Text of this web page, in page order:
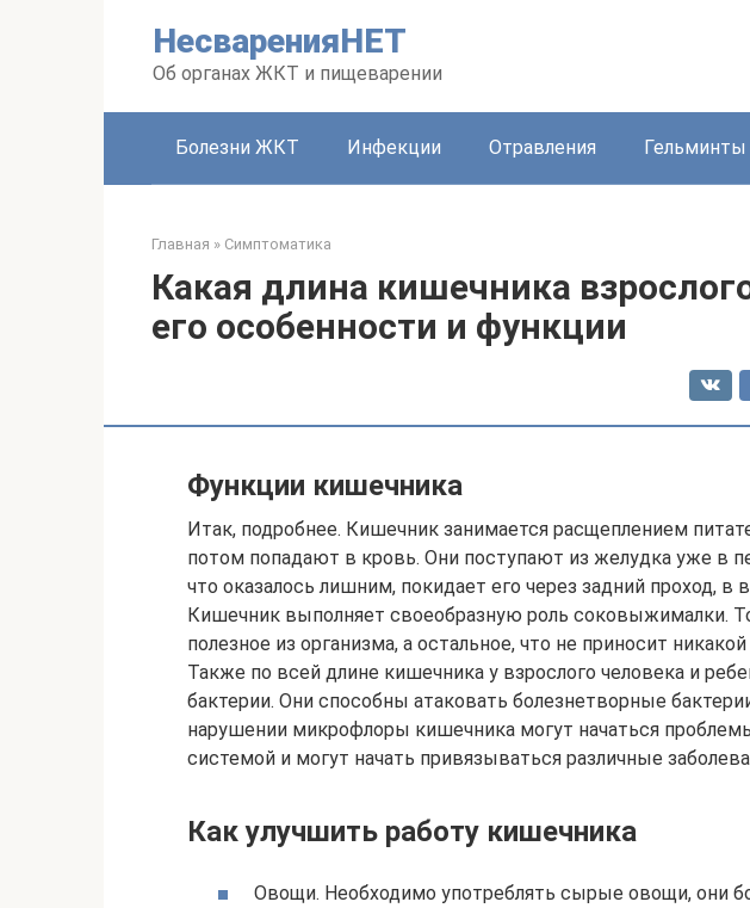
НесваренияНЕТ
Об органах ЖКТ и пищеварении
Болезни ЖКТ Инфекции Отравления Гельминты
Главная » Симптоматика
Какая длина кишечника
его особенности и функции
Функции кишечника
Итак, подробнее. Кишечник занимается расщеплением
потом попадают в кровь. Они поступают из желудка уже в
что оказалось лишним, покидает его через задний проход, в
Кишечник выполняет своеобразную роль соковыжималки.
полезное из организма, а остальное, что не приносит
Также по всей длине кишечника у взрослого человека и
бактерии. Они способны атаковать болезнетворные
нарушении микрофлоры кишечника могут начаться
системой и могут начать привязываться различные
Как улучшить работу кишечника
Овощи. Необходимо употреблять сырые овощи, они